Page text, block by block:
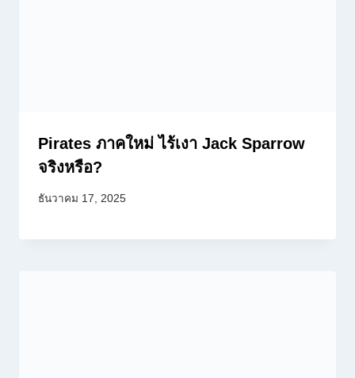
Pirates ภาคใหม่ ไร้เงา Jack Sparrow
จริงหรือ?
ธันวาคม 17, 2025